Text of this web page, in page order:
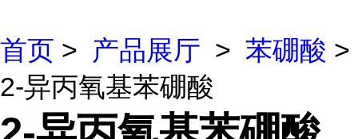
首页 > 产品展厅 > 苯硼酸 >
2-异丙氧基苯硼酸